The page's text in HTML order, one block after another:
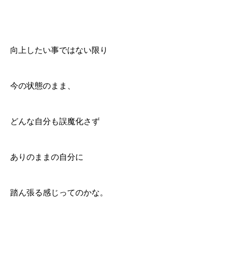
向上したい事ではない限り
今の状態のまま、
どんな自分も誤魔化さず
ありのままの自分に
踏ん張る感じってのかな。